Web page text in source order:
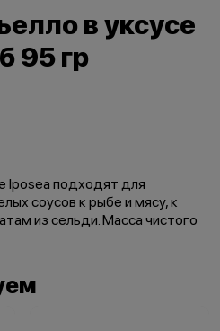
в уксусе
95 гр
Iposea подходят для
соусов к рыбе и мясу, к
из сельди. Масса чистого